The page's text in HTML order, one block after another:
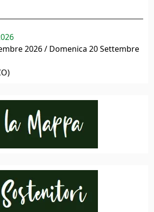
2026 / Domenica 20 Settembre